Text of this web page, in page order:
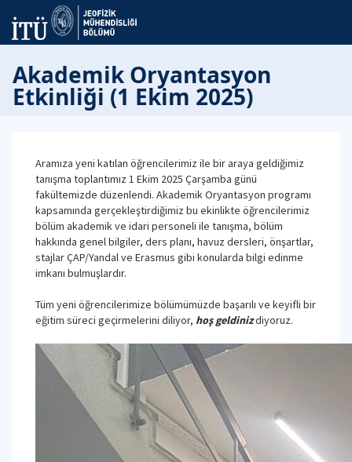
Akademik Oryantasyon
Etkinliği (1 Ekim 2025)
Aramıza yeni katılan öğrencilerimiz ile bir araya geldiğimiz
tanışma toplantımız 1 Ekim 2025 Çarşamba günü
fakültemizde düzenlendi. Akademik Oryantasyon programı
kapsamında gerçekleştirdiğimiz bu ekinlikte öğrencilerimiz
bölüm akademik ve idari personeli ile tanışma, bölüm
hakkında genel bilgiler, ders planı, havuz dersleri, önşartlar,
stajlar ÇAP/Yandal ve Erasmus gibi konularda bilgi edinme
imkanı bulmuşlardır.
Tüm yeni öğrencilerimize bölümümüzde başarılı ve keyifli bir
eğitim süreci geçirmelerini diliyor, hoş geldinizdiyoruz.